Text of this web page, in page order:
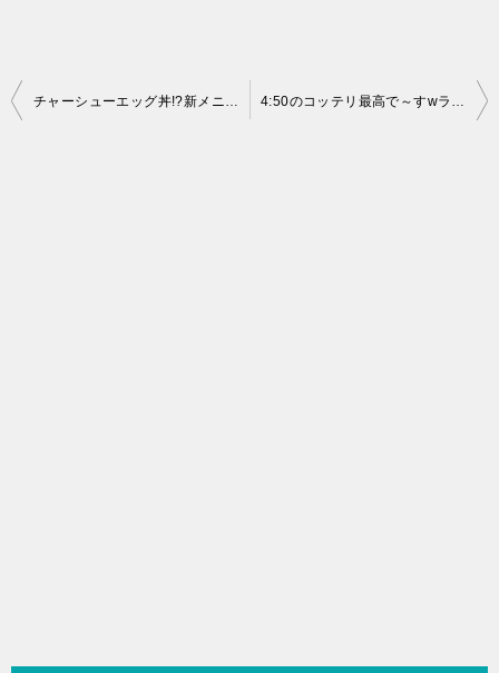
投
チャーシューエッグ丼!?新メニューだ！⇒らーめんよし丸(埼玉) 4:50のコッテリ最高で～すwラーメンショップ北川辺店